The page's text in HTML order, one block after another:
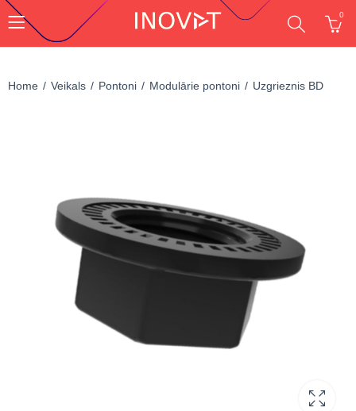
0
Home Veikals Pontoni Modulārie pontoni Uzgrieznis BD